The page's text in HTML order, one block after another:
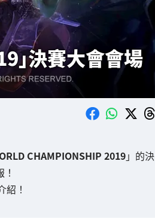
」決賽大會會場
CHAMPIONSHIP 2019」的決
！